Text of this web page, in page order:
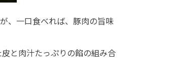
、一口食べれば、豚肉の旨味
と肉汁たっぷりの餡の組み合